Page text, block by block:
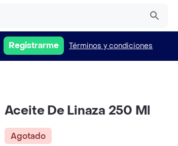
Registrarme Términos y condiciones
Aceite De Linaza 250 Ml
Agotado